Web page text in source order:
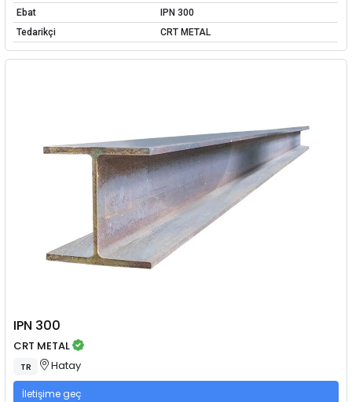
Ebat
IPN 300
Tedarikçi
CRT METAL
IPN 300
CRT METAL
TR Hatay
İletişime geç